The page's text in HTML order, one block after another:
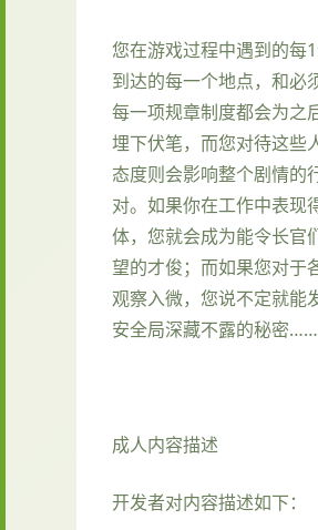
您在游戏过程中遇到的每1
到达的每一个地点，和必
每一项规章制度都会为之
埋下伏笔，而您对待这些
态度则会影响整个剧情的
对。如果你在工作中表现
体，您就会成为能令长官
望的才俊；而如果您对于
观察入微，您说不定就能
安全局深藏不露的秘密……
成人内容描述
开发者对内容描述如下：